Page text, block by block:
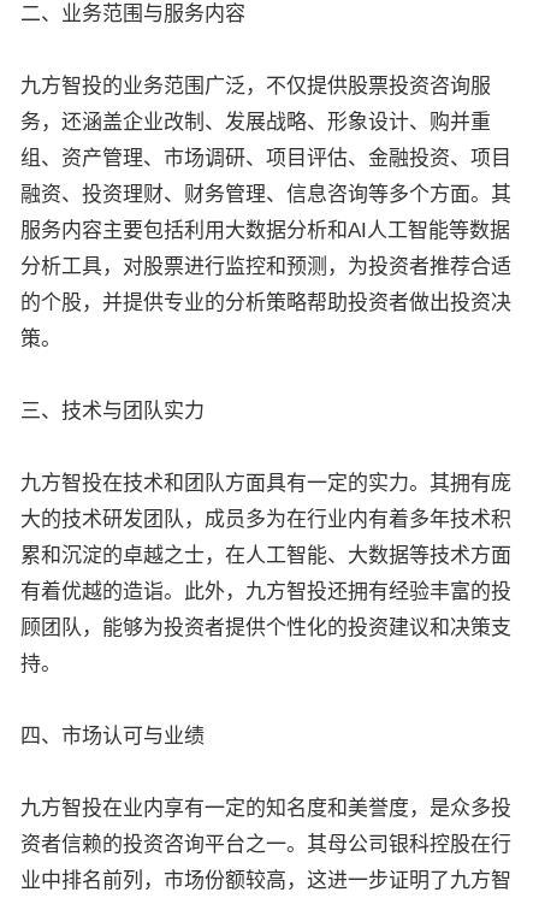
二、业务范围与服务内容
九方智投的业务范围广泛，不仅提供股票投资咨询服
务，还涵盖企业改制、发展战略、形象设计、购并重
组、资产管理、市场调研、项目评估、金融投资、项目
融资、投资理财、财务管理、信息咨询等多个方面。其
服务内容主要包括利用大数据分析和AI人工智能等数据
分析工具，对股票进行监控和预测，为投资者推荐合适
的个股，并提供专业的分析策略帮助投资者做出投资决
策。
三、技术与团队实力
九方智投在技术和团队方面具有一定的实力。其拥有庞
大的技术研发团队，成员多为在行业内有着多年技术积
累和沉淀的卓越之士，在人工智能、大数据等技术方面
有着优越的造诣。此外，九方智投还拥有经验丰富的投
顾团队，能够为投资者提供个性化的投资建议和决策支
持。
四、市场认可与业绩
九方智投在业内享有一定的知名度和美誉度，是众多投
资者信赖的投资咨询平台之一。其母公司银科控股在行
业中排名前列，市场份额较高，这进一步证明了九方智